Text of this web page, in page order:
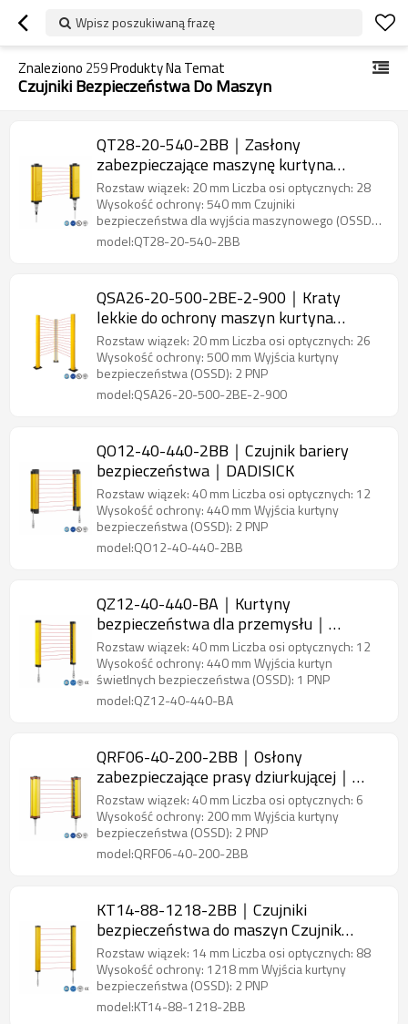
Wpisz poszukiwaną frazę
Znaleziono 259Produkty Na Temat
Czujniki Bezpieczeństwa Do Maszyn
QT28-20-540-2BB｜Zasłony
zabezpieczające maszynę kurtyna
świetlna bezpieczeństwa｜DADISICK
Rozstaw wiązek: 20 mm Liczba osi optycznych: 28
Wysokość ochrony: 540 mm Czujniki
bezpieczeństwa dla wyjścia maszynowego (OSSD):
2 PNP
model:QT28-20-540-2BB
QSA26-20-500-2BE-2-900｜Kraty
lekkie do ochrony maszyn kurtyna
świetlna bezpieczeństwa｜DADISICK
Rozstaw wiązek: 20 mm Liczba osi optycznych: 26
Wysokość ochrony: 500 mm Wyjścia kurtyny
bezpieczeństwa (OSSD): 2 PNP
model:QSA26-20-500-2BE-2-900
QO12-40-440-2BB｜Czujnik bariery
bezpieczeństwa｜DADISICK
Rozstaw wiązek: 40 mm Liczba osi optycznych: 12
Wysokość ochrony: 440 mm Wyjścia kurtyny
bezpieczeństwa (OSSD): 2 PNP
model:QO12-40-440-2BB
QZ12-40-440-BA｜Kurtyny
bezpieczeństwa dla przemysłu｜
DADISICK
Rozstaw wiązek: 40 mm Liczba osi optycznych: 12
Wysokość ochrony: 440 mm Wyjścia kurtyn
świetlnych bezpieczeństwa (OSSD): 1 PNP
model:QZ12-40-440-BA
QRF06-40-200-2BB｜Osłony
zabezpieczające prasy dziurkującej｜
DADISICK
Rozstaw wiązek: 40 mm Liczba osi optycznych: 6
Wysokość ochrony: 200 mm Wyjścia kurtyny
bezpieczeństwa (OSSD): 2 PNP
model:QRF06-40-200-2BB
KT14-88-1218-2BB｜Czujniki
bezpieczeństwa do maszyn Czujnik
bezpieczeństwa obszaru｜DADISICK
Rozstaw wiązek: 14 mm Liczba osi optycznych: 88
Wysokość ochrony: 1218 mm Wyjścia kurtyny
bezpieczeństwa (OSSD): 2 PNP
model:KT14-88-1218-2BB